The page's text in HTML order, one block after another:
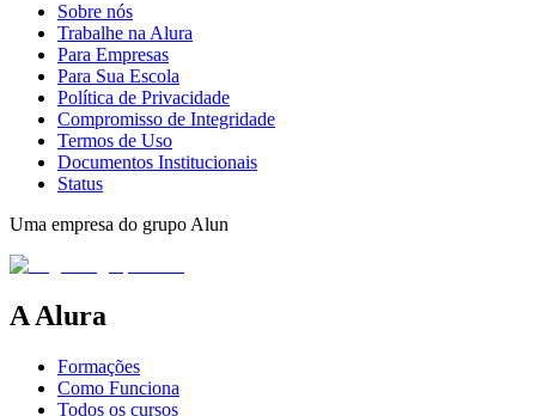
Sobre nós
Trabalhe na Alura
Para Empresas
Para Sua Escola
Política de Privacidade
Compromisso de Integridade
Termos de Uso
Documentos Institucionais
Status
Uma empresa do grupo Alun
A Alura
Formações
Como Funciona
Todos os cursos